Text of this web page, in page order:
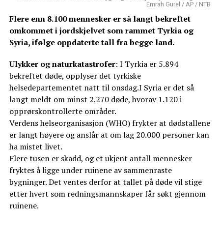
Emrah Gurel / AP / NTB
Flere enn 8.100 mennesker er så langt bekreftet
omkommet i jordskjelvet som rammet Tyrkia og
Syria, ifølge oppdaterte tall fra begge land.
Ulykker og naturkatastrofer: I Tyrkia er 5.894
bekreftet døde, opplyser det tyrkiske
helsedepartementet natt til onsdag.I Syria er det så
langt meldt om minst 2.270 døde, hvorav 1.120 i
opprørskontrollerte områder.
Verdens helseorganisasjon (WHO) frykter at dødstallene
er langt høyere og anslår at om lag 20.000 personer kan
ha mistet livet.
Flere tusen er skadd, og et ukjent antall mennesker
fryktes å ligge under ruinene av sammenraste
bygninger. Det ventes derfor at tallet på døde vil stige
etter hvert som redningsmannskaper får søkt gjennom
ruinene.